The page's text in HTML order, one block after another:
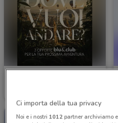
Ci importa della tua privacy
Noi e i nostri 1012partner archiviamo